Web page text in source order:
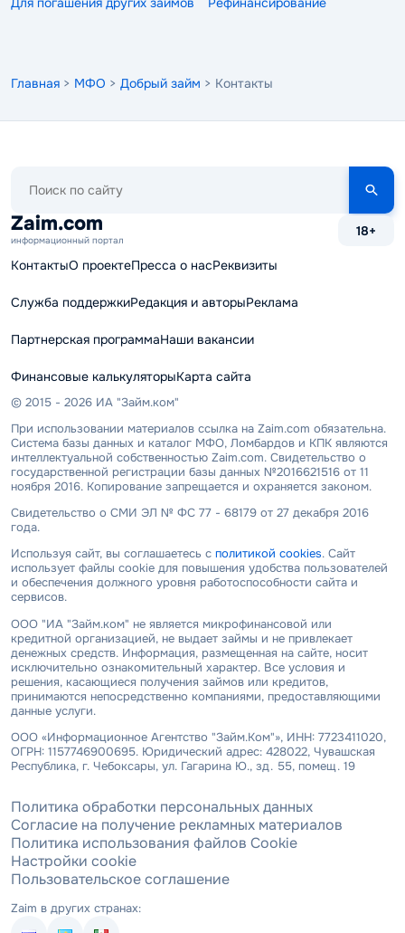
Главная > МФО > Добрый займ > Контакты
сайту
Zaim.com
информационный портал
18+
КонтактыО проектеПресса о насРеквизиты
Служба поддержкиРедакция и авторыРеклама
Партнерская программаНаши вакансии
Финансовые калькуляторыКарта сайта
© 2015 - 2026 ИА "Займ.ком"
При использовании материалов ссылка на Zaim.com обязательна.
Система базы данных и каталог МФО, Ломбардов и КПК являются
интеллектуальной собственностью Zaim.com. Свидетельство о
государственной регистрации базы данных №2016621516 от 11
ноября 2016. Копирование запрещается и охраняется законом.
Свидетельство о СМИ ЭЛ № ФС 77 - 68179 от 27 декабря 2016
года.
Используя сайт, вы соглашаетесь с политикой cookies. Сайт
использует файлы cookie для повышения удобства пользователей
и обеспечения должного уровня работоспособности сайта и
сервисов.
ООО "ИА "Займ.ком" не является микрофинансовой или
кредитной организацией, не выдает займы и не привлекает
денежных средств. Информация, размещенная на сайте, носит
исключительно ознакомительный характер. Все условия и
решения, касающиеся получения займов или кредитов,
принимаются непосредственно компаниями, предоставляющими
данные услуги.
ООО «Информационное Агентство "Займ.Ком"», ИНН: 7723411020,
ОГРН: 1157746900695. Юридический адрес: 428022, Чувашская
Республика, г. Чебоксары, ул. Гагарина Ю., зд. 55, помещ. 19
Политика обработки персональных данных
Согласие на получение рекламных материалов
Политика использования файлов Cookie
Настройки cookie
Пользовательское соглашение
Zaim в других странах: